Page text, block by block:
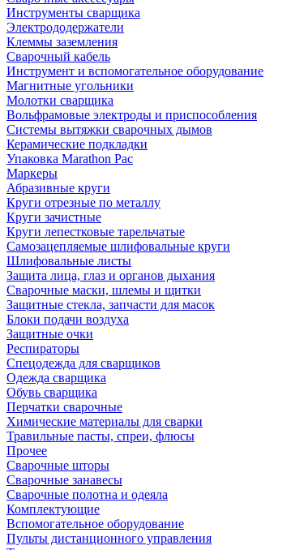
Инструменты сварщика
Электрододержатели
Клеммы заземления
Сварочный кабель
Инструмент и вспомогательное оборудование
Магнитные угольники
Молотки сварщика
Вольфрамовые электроды и приспособления
Системы вытяжки сварочных дымов
Керамические подкладки
Упаковка Marathon Pac
Маркеры
Абразивные круги
Круги отрезные по металлу
Круги зачистные
Круги лепестковые тарельчатые
Самозацепляемые шлифовальные круги
Шлифовальные листы
Защита лица, глаз и органов дыхания
Сварочные маски, шлемы и щитки
Защитные стекла, запчасти для масок
Блоки подачи воздуха
Защитные очки
Респираторы
Спецодежда для сварщиков
Одежда сварщика
Обувь сварщика
Перчатки сварочные
Химические материалы для сварки
Травильные пасты, спреи, флюсы
Прочее
Сварочные шторы
Сварочные занавесы
Сварочные полотна и одеяла
Комплектующие
Вспомогательное оборудование
Пульты дистанционного управления